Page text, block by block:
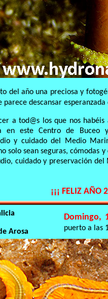
del año una preciosa y
parece descansar
a tod@s los que nos
en este Centro de Buceo
y cuidado del Medio
solo sean seguras, cómodas
cuidado y preservación
¡¡¡ FELIZ AÑO
Arosa
Domingo,
puerto a las